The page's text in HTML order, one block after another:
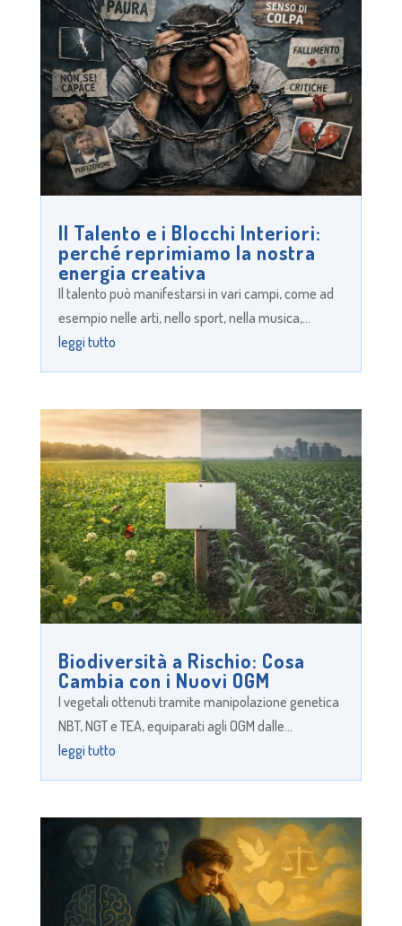
Il Talento e i Blocchi Interiori:
perché reprimiamo la nostra
energia creativa
Il talento può manifestarsi in vari campi, come ad
esempio nelle arti, nello sport, nella musica,...
leggi tutto
Biodiversità a Rischio: Cosa
Cambia con i Nuovi OGM
I vegetali ottenuti tramite manipolazione genetica
NBT, NGT e TEA, equiparati agli OGM dalle...
leggi tutto